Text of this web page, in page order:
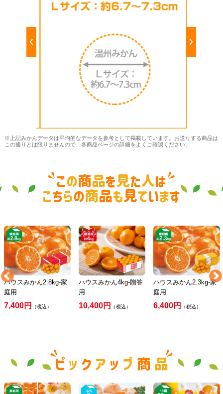
※上記みかんデータは平均的なデータを参考として掲載しています。お送りする商品は
この通りとは限りませんので、各商品ページの詳細をよくご確認ください。
ハウスみかん2.8kg-家
庭用
7,400円 （税込）
ハウスみかん4kg-贈答
用
10,400円 （税込）
ハウスみかん2.3kg-家
庭用
6,400円 （税込）